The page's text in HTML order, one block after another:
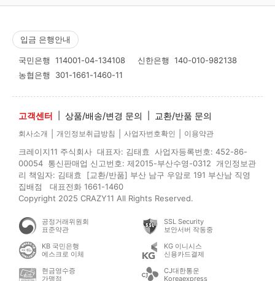
입금 은행안내
국민은행 114001-04-134108 신한은행 140-010-982138
농협은행 301-1661-1460-11
고객센터 상품/배송/변경 문의 교환/반품 문의
회사소개 개인정보취급방침 사업자번호확인 이용약관
크레이지11 주식회사 대표자: 김태효 사업자등록번호: 452-86-
00054 통신판매업 신고번호: 제2015-부산수영-0312 개인정보관
리 책임자: 김태효 [교환/반품] 부산 남구 우암로 191 부산남 직영
집배점 대표전화 1661-1460
Copyright 2025 CRAZY11 All Rights Reserved.
공정거래위원회
표준약관
SSL Security
보안서버 작동중
KB 국민은행
에스크로 이체
KG 이니시스
신용카드결제
현금영수증
가맹점
CJ대한통운
Koreaexpress